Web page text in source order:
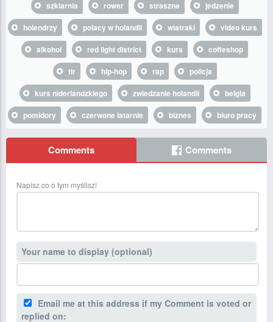
szklarnia
rower straszne
jedzenie
holendrzy
polacy w holandii wiatraki
video kurs
alkohol
red light district kurs
coffeshop
tir
hip-hop rap
policja
kurs niderlandzkiego
zwiedzanie holandii
belgia
pomidory
czerwone latarnie biznes biuro pracy
Comments Comments
Napisz co o tym myślisz!
Your name to display (optional)
Email me at this address if my Comment is voted or
replied on: